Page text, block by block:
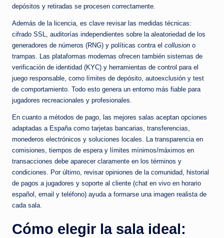
depósitos y retiradas se procesen correctamente.
Además de la licencia, es clave revisar las medidas técnicas:
cifrado SSL, auditorías independientes sobre la aleatoriedad de los
generadores de números (RNG) y políticas contra el collusion o
trampas. Las plataformas modernas ofrecen también sistemas de
verificación de identidad (KYC) y herramientas de control para el
juego responsable, como límites de depósito, autoexclusión y test
de comportamiento. Todo esto genera un entorno más fiable para
jugadores recreacionales y profesionales.
En cuanto a métodos de pago, las mejores salas aceptan opciones
adaptadas a España como tarjetas bancarias, transferencias,
monederos electrónicos y soluciones locales. La transparencia en
comisiones, tiempos de espera y límites mínimos/máximos en
transacciones debe aparecer claramente en los términos y
condiciones. Por último, revisar opiniones de la comunidad, historial
de pagos a jugadores y soporte al cliente (chat en vivo en horario
español, email y teléfono) ayuda a formarse una imagen realista de
cada sala.
Cómo elegir la sala ideal: